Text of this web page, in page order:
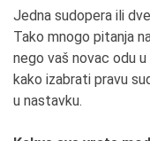
Jedna sudopera ili
Tako mnogo pitanja
nego vaš novac odu
kako izabrati pravu
u nastavku.